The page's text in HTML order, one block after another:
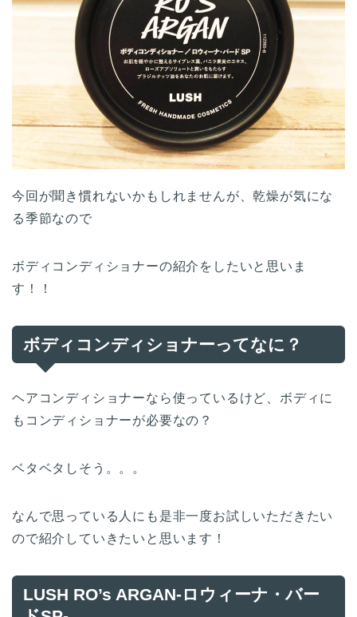
今回が聞き慣れないかもしれませんが、乾燥が気にな
る季節なので
ボディコンディショナーの紹介をしたいと思いま
す！！
ボディコンディショナーってなに？
ヘアコンディショナーなら使っているけど、ボディに
もコンディショナーが必要なの？
ベタベタしそう。。。
なんで思っている人にも是非一度お試しいただきたい
ので紹介していきたいと思います！
LUSH RO’s ARGAN-ロウィーナ・バー